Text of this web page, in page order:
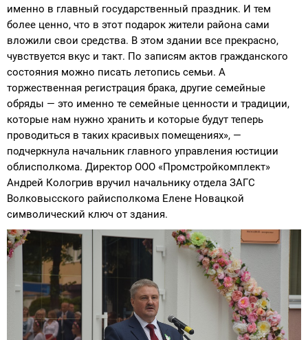
именно в главный государственный праздник. И тем
более ценно, что в этот подарок жители района сами
вложили свои средства. В этом здании все прекрасно,
чувствуется вкус и такт. По записям актов гражданского
состояния можно писать летопись семьи. А
торжественная регистрация брака, другие семейные
обряды — это именно те семейные ценности и традиции,
которые нам нужно хранить и которые будут теперь
проводиться в таких красивых помещениях», —
подчеркнула начальник главного управления юстиции
облисполкома. Директор ООО «Промстройкомплект»
Андрей Кологрив вручил начальнику отдела ЗАГС
Волковысского райисполкома Елене Новацкой
символический ключ от здания.